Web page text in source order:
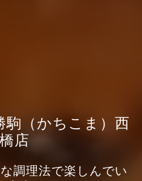
駒（かちこま）西
店
調理法で楽しんでい